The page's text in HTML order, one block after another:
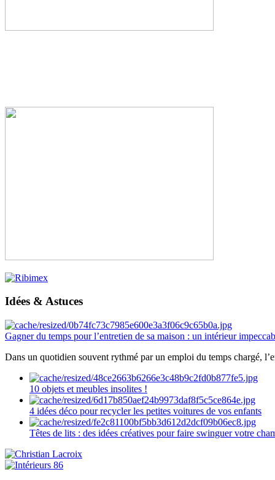
Idées & Astuces
Gagner du temps pour l’entretien de sa maison : un intérieur
Dans un quotidien souvent rythmé par un emploi du temps chargé,
10 objets et meubles insolites !
4 idées déco pour recycler les petites voitures de vos enfants
Têtes de lits : des idées créatives pour faire swinguer votre